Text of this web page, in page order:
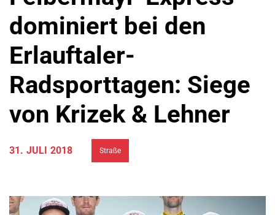
dominiert bei den
Erlauftaler-
Radsporttagen: Siege
von Krizek & Lehner
31. JULI 2018 Straße